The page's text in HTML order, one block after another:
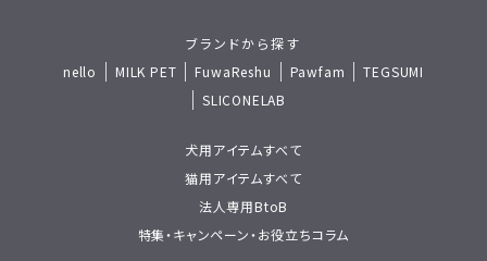
ブランドから探す
nello
MILK PET FuwaReshu Pawfam
TEGSUMI
SLICONELAB
犬用アイテムすべて
猫用アイテムすべて
法人専用BtoB
特集・キャンペーン・お役立ちコラム